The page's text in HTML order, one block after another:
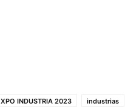
INDUSTRIA 2023
industrias